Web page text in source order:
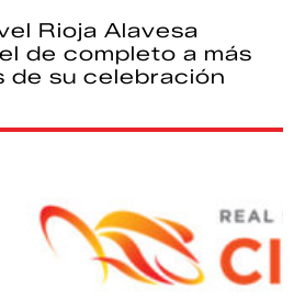
Rioja Alavesa
de completo a más
de su celebración